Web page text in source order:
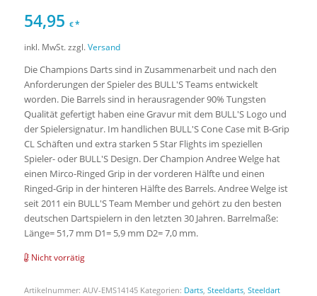
basierend
1
Kundenbewertung
54,95 €*
inkl. MwSt. zzgl. Versand
Die Champions Darts sind in Zusammenarbeit und nach den
Anforderungen der Spieler des BULL'S Teams entwickelt
worden. Die Barrels sind in herausragender 90% Tungsten
Qualität gefertigt haben eine Gravur mit dem BULL'S Logo und
der Spielersignatur. Im handlichen BULL'S Cone Case mit B-Grip
CL Schäften und extra starken 5 Star Flights im speziellen
Spieler- oder BULL'S Design. Der Champion Andree Welge hat
einen Mirco-Ringed Grip in der vorderen Hälfte und einen
Ringed-Grip in der hinteren Hälfte des Barrels. Andree Welge ist
seit 2011 ein BULL'S Team Member und gehört zu den besten
deutschen Dartspielern in den letzten 30 Jahren. Barrelmaße:
Länge= 51,7 mm D1= 5,9 mm D2= 7,0 mm.
Nicht vorrätig
Artikelnummer: AUV-EMS14145 Kategorien: Darts, Steeldarts, Steeldart